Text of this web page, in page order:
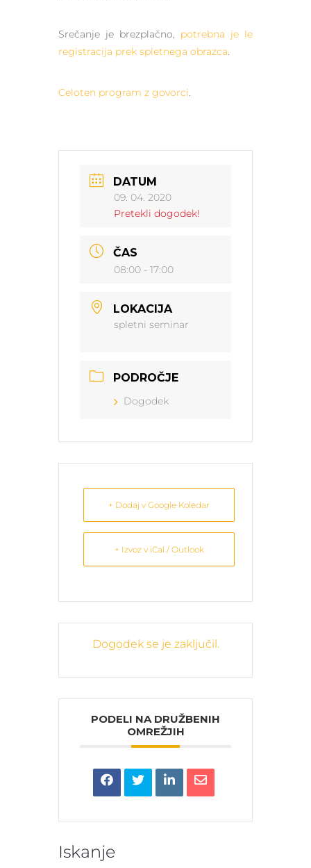
Srečanje je brezplačno, potrebna je le
registracija prek spletnega obrazca
Celoten program z govorci
DATUM
09. 04. 2020
Pretekli dogodek!
ČAS
08:00 - 17:00
LOKACIJA
spletni seminar
PODROČJE
Dogodek
+ Dodaj v Google Koledar
+ Izvoz v iCal / Outlook
Dogodek se je zaključil.
PODELI NA DRUŽBENIH
OMREŽJIH
Iskanje